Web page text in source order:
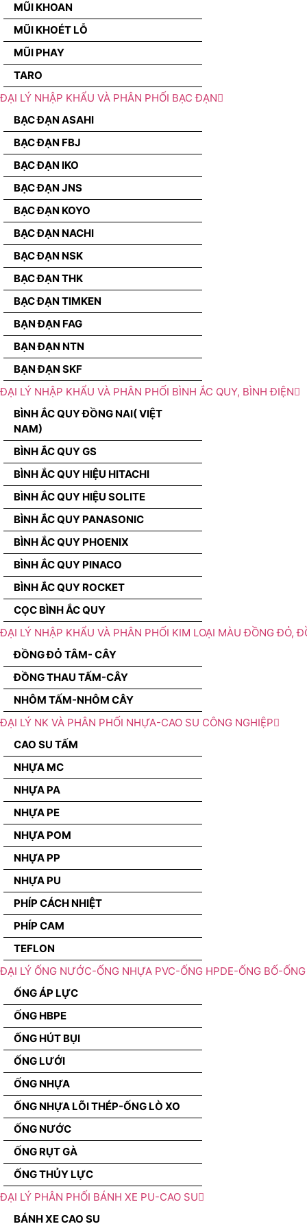
MŨI KHOAN
MŨI KHOÉT LỖ
MŨI PHAY
TARO
ĐẠI LÝ NHẬP KHẨU VÀ PHÂN PHỐI BẠC ĐẠN
BẠC ĐẠN ASAHI
BẠC ĐẠN FBJ
BẠC ĐẠN IKO
BẠC ĐẠN JNS
BẠC ĐẠN KOYO
BẠC ĐẠN NACHI
BẠC ĐẠN NSK
BẠC ĐẠN THK
BẠC ĐẠN TIMKEN
BẠN ĐẠN FAG
BẠN ĐẠN NTN
BẠN ĐẠN SKF
ĐẠI LÝ NHẬP KHẨU VÀ PHÂN PHỐI BÌNH ẮC QUY, BÌNH ĐIỆN
BÌNH ẮC QUY ĐỒNG NAI( VIỆT
NAM)
BÌNH ẮC QUY GS
BÌNH ẮC QUY HIỆU HITACHI
BÌNH ẮC QUY HIỆU SOLITE
BÌNH ẮC QUY PANASONIC
BÌNH ẮC QUY PHOENIX
BÌNH ẮC QUY PINACO
BÌNH ẮC QUY ROCKET
CỌC BÌNH ẮC QUY
ĐẠI LÝ NHẬP KHẨU VÀ PHÂN PHỐI KIM LOẠI MÀU ĐỒNG ĐỎ,
ĐỒNG ĐỎ TÂM- CÂY
ĐỒNG THAU TẤM-CÂY
NHÔM TẤM-NHÔM CÂY
ĐẠI LÝ NK VÀ PHÂN PHỐI NHỰA-CAO SU CÔNG NGHIỆP
CAO SU TẤM
NHỰA MC
NHỰA PA
NHỰA PE
NHỰA POM
NHỰA PP
NHỰA PU
PHÍP CÁCH NHIỆT
PHÍP CAM
TEFLON
ĐẠI LÝ ỐNG NƯỚC-ỐNG NHỰA PVC-ỐNG HPDE-ỐNG BỐ-
ỐNG ÁP LỰC
ỐNG HBPE
ỐNG HÚT BỤI
ỐNG LƯỚI
ỐNG NHỰA
ỐNG NHỰA LÕI THÉP-ỐNG LÒ XO
ỐNG NƯỚC
ỐNG RỤT GÀ
ỐNG THỦY LỰC
ĐẠI LÝ PHÂN PHỐI BÁNH XE PU-CAO SU
BÁNH XE CAO SU